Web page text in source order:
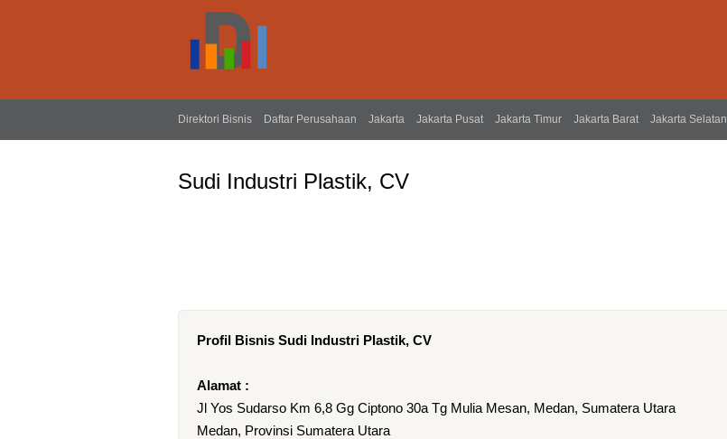
Direktori Bisnis Daftar Perusahaan Jakarta Jakarta Pusat Jakarta Timur Jakarta Barat Jakarta Selatan
Sudi Industri Plastik, CV
Profil Bisnis Sudi Industri Plastik, CV
Alamat :
Jl Yos Sudarso Km 6,8 Gg Ciptono 30a Tg Mulia Mesan, Medan, Sumatera Utara
Medan, Provinsi Sumatera Utara